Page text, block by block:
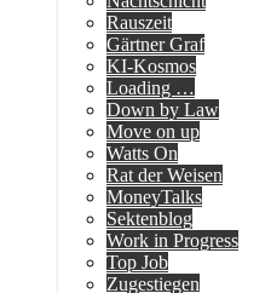
Rauszeit
Gärtner Graf
KI-Kosmos
Loading …
Down by Law
Move on up
Watts On
Rat der Weisen
MoneyTalks
Sektenblog
Work in Progress
Top Job
Zugestiegen